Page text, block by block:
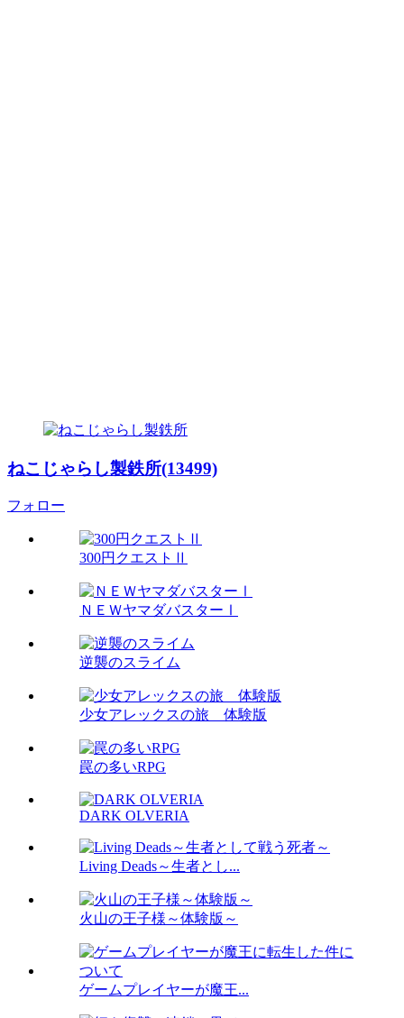
ねこじゃらし製鉄所(13499)
フォロー
300円クエストⅡ
ＮＥＷヤマダバスターⅠ
逆襲のスライム
少女アレックスの旅 体験版
罠の多いRPG
DARK OLVERIA
Living Deads～生者とし...
火山の王子様～体験版～
ゲームプレイヤーが魔王...